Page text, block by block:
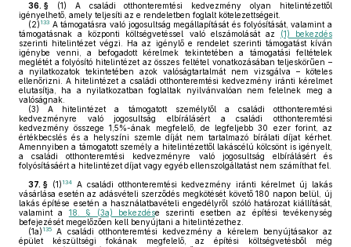
36. § (1) A családi otthonteremtési kedvezmény olyan hitelintézettől
igényelhető, amely teljesíti az e rendeletben foglalt kötelezettségeit.
(2) 133 A támogatásra való jogosultság megállapítását és folyósítását, valamint a
támogatásnak a központi költségvetéssel való elszámolását az (1) bekezdés
szerinti hitelintézet végzi. Ha az igénylő e rendelet szerinti támogatást kíván
igénybe venni, a befogadott kérelmek tekintetében a támogatási feltételek
meglétét a folyósító hitelintézet az összes feltétel vonatkozásában teljeskörűen –
a nyilatkozatok tekintetében azok valóságtartalmát nem vizsgálva – köteles
ellenőrizni. A hitelintézet a családi otthonteremtési kedvezmény iránti kérelmet
elutasítja, ha a nyilatkozatban foglaltak nyilvánvalóan nem felelnek meg a
valóságnak.
(3) A hitelintézet a támogatott személytől a családi otthonteremtési
kedvezményre való jogosultság elbírálásért a családi otthonteremtési
kedvezmény összege 1,5%-ának megfelelő, de legfeljebb 30 ezer forint, az
értékbecslés és a helyszíni szemle díját nem tartalmazó bírálati díjat kérhet.
Amennyiben a támogatott személy a hitelintézettől lakáscélú kölcsönt is igényelt,
a családi otthonteremtési kedvezményre való jogosultság elbírálásért és
folyósításáért a hitelintézet díjat vagy egyéb ellenszolgáltatást nem számíthat fel.
37. § (1) 134A családi otthonteremtési kedvezmény iránti kérelmet új lakás
vásárlása esetén az adásvételi szerződés megkötését követő 180 napon belül, új
lakás építése esetén a használatbavételi engedélyről szóló határozat kiállítását,
valamint a 18. § (3a) bekezdése szerinti esetben az építési tevékenység
befejezését megelőzően kell benyújtani a hitelintézethez.
(1a) 135
A családi otthonteremtési kedvezmény a kérelem benyújtásakor az
épület készültségi fokának megfelelő, az építési költségvetésből még